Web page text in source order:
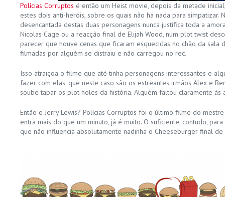
Polícias Corruptos é então um Heist movie, depois da metade
estes dois anti-heróis, sobre os quais não há nada para simpatizar.
desencantada destas duas personagens nunca justifica toda a
Nicolas Cage ou a reacção final de Elijah Wood, num plot twist
parecer que houve cenas que ficaram esquecidas no chão da sala
filmadas por alguém se distraiu e não carregou no rec.
Isso atraiçoa o filme que até tinha personagens interessantes e
fazer com elas, que neste caso são os estreantes irmãos Alex e
soube tapar os plot holes da história. Alguém faltou claramente às
Então e Jerry Lewis? Polícias Corruptos foi o último filme do
entra mais do que um minuto, já é muito. O suficiente, contudo,
que não influencia absolutamente nadinha o Cheeseburger final de